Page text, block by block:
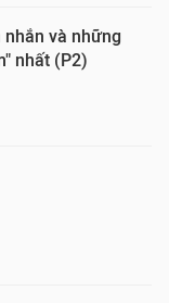
và những
nhất (P2)